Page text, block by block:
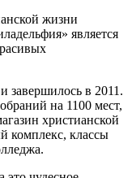
жизни
является
завершилось в 2011.
на 1100 мест,
христианской
комплекс, классы